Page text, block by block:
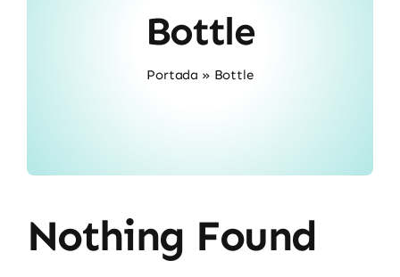
Bottle
Portada » Bottle
Nothing Found